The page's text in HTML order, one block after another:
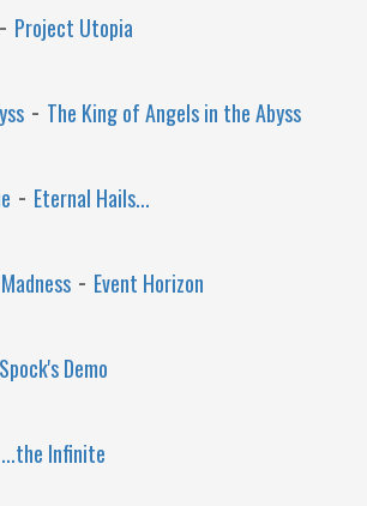
- Project Utopia
- The King of Angels in the Abyss
- Eternal Hails...
- Event Horizon
Spock's Demo
...the Infinite